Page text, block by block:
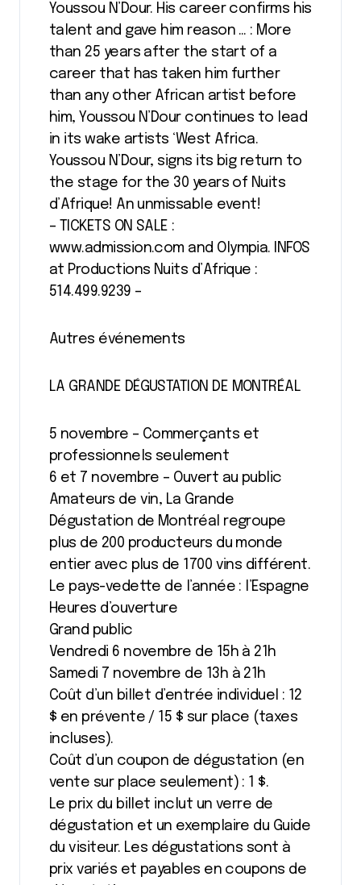
Youssou N’Dour. His career confirms his
talent and gave him reason … : More
than 25 years after the start of a
career that has taken him further
than any other African artist before
him, Youssou N’Dour continues to lead
in its wake artists ‘West Africa.
Youssou N’Dour, signs its big return to
the stage for the 30 years of Nuits
d’Afrique! An unmissable event!
– TICKETS ON SALE :
www.admission.com and Olympia. INFOS
at Productions Nuits d’Afrique :
514.499.9239 –
Autres événements
LA GRANDE DÉGUSTATION DE MONTRÉAL
5 novembre – Commerçants et
professionnels seulement
6 et 7 novembre – Ouvert au public
Amateurs de vin, La Grande
Dégustation de Montréal regroupe
plus de 200 producteurs du monde
entier avec plus de 1700 vins différent.
Le pays-vedette de l’année : l’Espagne
Heures d’ouverture
Grand public
Vendredi 6 novembre de 15h à 21h
Samedi 7 novembre de 13h à 21h
Coût d’un billet d’entrée individuel : 12
$ en prévente / 15 $ sur place (taxes
incluses).
Coût d’un coupon de dégustation (en
vente sur place seulement) : 1 $.
Le prix du billet inclut un verre de
dégustation et un exemplaire du Guide
du visiteur. Les dégustations sont à
prix variés et payables en coupons de